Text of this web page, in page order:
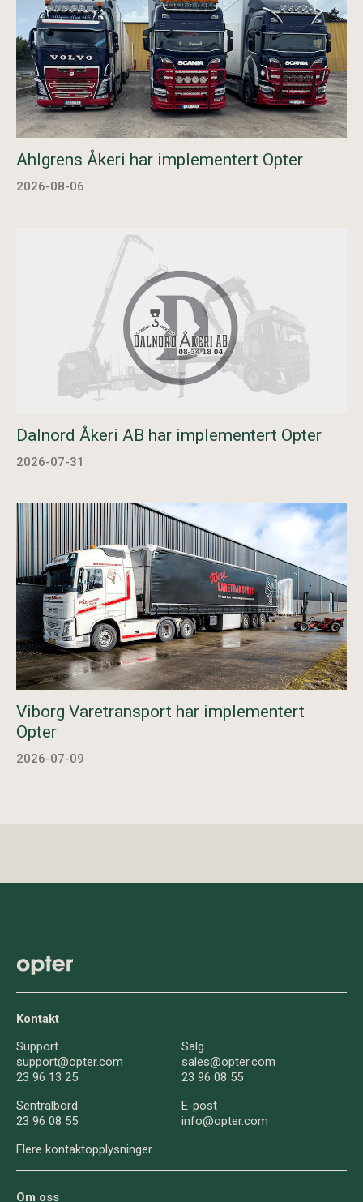
Ahlgrens Åkeri har implementert Opter
2026-08-06
Dalnord Åkeri AB har implementert Opter
2026-07-31
Viborg Varetransport har implementert
Opter
2026-07-09
Kontakt
Support
support@opter.com
23 96 13 25
Salg
sales@opter.com
23 96 08 55
Sentralbord
23 96 08 55
E-post
info@opter.com
Flere kontaktopplysninger
Om oss